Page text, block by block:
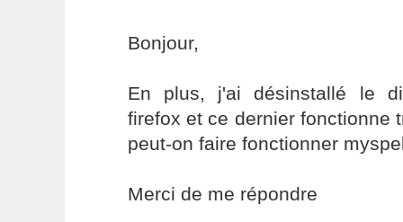
Bonjour,
En plus, j'ai désinstallé le
firefox et ce dernier fonctionne
peut-on faire fonctionner
Merci de me répondre